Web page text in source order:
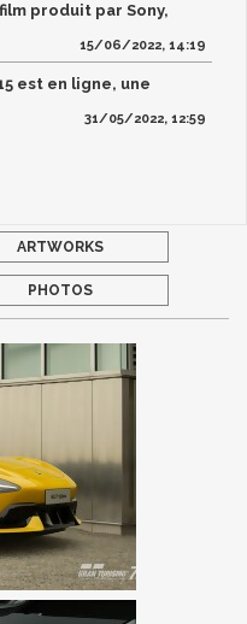
produit par Sony,
15/06/2022, 14:19
est en ligne, une
31/05/2022, 12:59
ARTWORKS
PHOTOS